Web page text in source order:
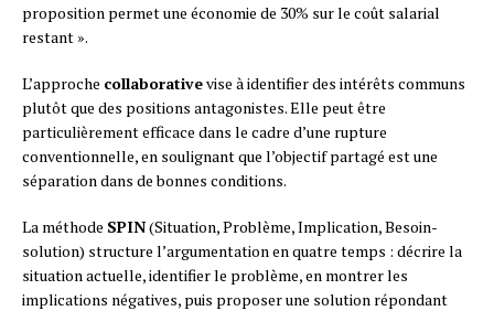
proposition permet une économie de 30% sur le coût salarial
restant ».
L’approche collaborativevise à identifier des intérêts communs
plutôt que des positions antagonistes. Elle peut être
particulièrement efficace dans le cadre d’une rupture
conventionnelle, en soulignant que l’objectif partagé est une
séparation dans de bonnes conditions.
La méthode SPIN(Situation, Problème, Implication, Besoin-
solution) structure l’argumentation en quatre temps : décrire la
situation actuelle, identifier le problème, en montrer les
implications négatives, puis proposer une solution répondant